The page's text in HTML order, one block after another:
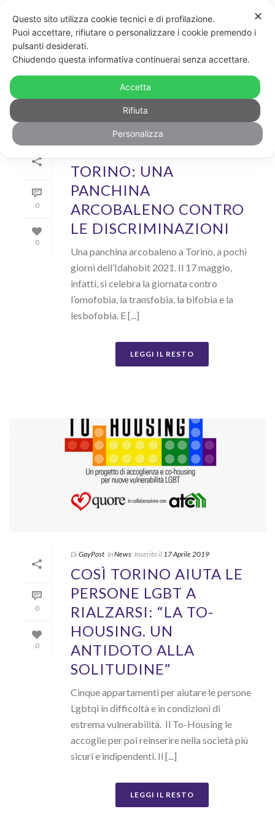
ARCHIVIO
Archivi Tag per: "ToHousing"
0
0
TORINO: UNA
PANCHINA
ARCOBALENO CONTRO
LE DISCRIMINAZIONI
Una panchina arcobaleno a Torino, a pochi
giorni dell’Idahobit 2021. Il 17 maggio,
infatti, si celebra la giornata contro
l’omofobia, la transfobia, la bifobia e la
lesbofobia. E [...]
LEGGI IL RESTO
0
0
DiGayPost InNews Inserito il 17 Aprile 2019
COSÌ TORINO AIUTA LE
PERSONE LGBT A
RIALZARSI: “LA TO-
HOUSING. UN
ANTIDOTO ALLA
SOLITUDINE”
Cinque appartamenti per aiutare le persone
Lgbtqi in difficoltà e in condizioni di
estrema vulnerabilità. Il To-Housing le
accoglie per poi reinserire nella società più
sicuri e indipendenti. Il [...]
LEGGI IL RESTO
✕
Questo sito utilizza cookie tecnici e di profilazione.
Puoi accettare, rifiutare o personalizzare i cookie premendo i
pulsanti desiderati.
Chiudendo questa informativa continuerai senza accettare.
Accetta
Rifiuta
Personalizza